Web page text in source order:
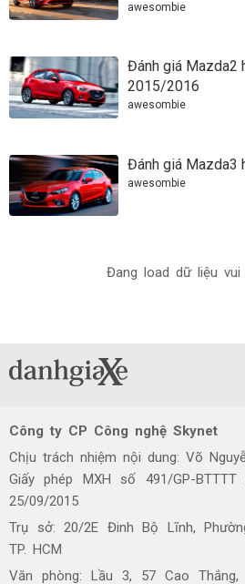
awesombie
Đánh giá Mazda2
2015/2016
awesombie
Đánh giá Mazda3
awesombie
Đang load dữ liệu
Công ty CP Công nghệ Skynet
Chịu trách nhiệm nội dung: Võ
Giấy phép MXH số 491/GP-
25/09/2015
Trụ sở: 20/2E Đinh Bộ Lĩnh,
TP. HCM
Văn phòng: Lầu 3, 57 Cao